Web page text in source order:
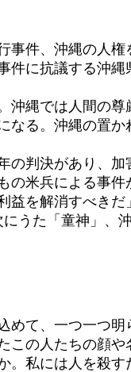
件、沖縄の人権
に抗議する沖縄
縄では人間の尊
る。沖縄の置
判決があり、加
米兵による事件
を解消すべきだ
た「童神」、
て、一つ一つ明
の人たちの顔や
私には人を殺